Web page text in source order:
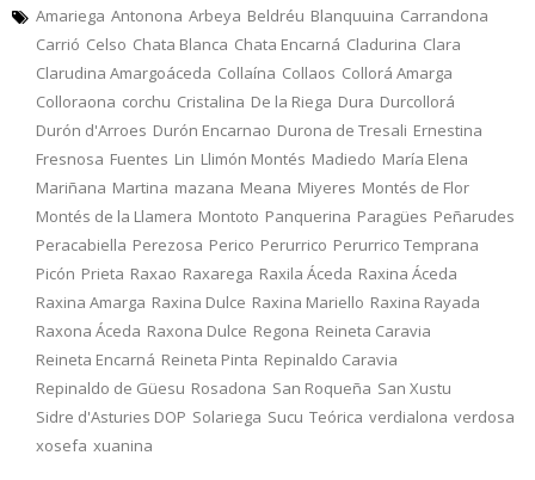
Amariega Antonona Arbeya Beldréu Blanquuina Carrandona
Carrió Celso Chata Blanca Chata Encarná Cladurina Clara
Clarudina Amargoáceda Collaína Collaos Collorá Amarga
Colloraona corchu Cristalina De la Riega Dura Durcollorá
Durón d'Arroes Durón Encarnao Durona de Tresali Ernestina
Fresnosa Fuentes Lin Llimón Montés Madiedo María Elena
Mariñana Martina mazana Meana Miyeres Montés de Flor
Montés de la Llamera Montoto Panquerina Paragües Peñarudes
Peracabiella Perezosa Perico Perurrico Perurrico Temprana
Picón Prieta Raxao Raxarega Raxila Áceda Raxina Áceda
Raxina Amarga Raxina Dulce Raxina Mariello Raxina Rayada
Raxona Áceda Raxona Dulce Regona Reineta Caravia
Reineta Encarná Reineta Pinta Repinaldo Caravia
Repinaldo de Güesu Rosadona San Roqueña San Xustu
Sidre d'Asturies DOP Solariega Sucu Teórica verdialona verdosa
xosefa xuanina